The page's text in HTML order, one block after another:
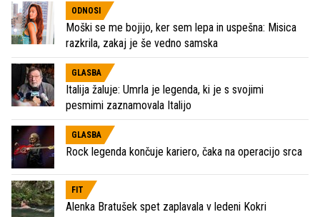
ODNOSI
Moški se me bojijo, ker sem lepa in uspešna: Misica
razkrila, zakaj je še vedno samska
GLASBA
Italija žaluje: Umrla je legenda, ki je s svojimi
pesmimi zaznamovala Italijo
GLASBA
Rock legenda končuje kariero, čaka na operacijo srca
FIT
Alenka Bratušek spet zaplavala v ledeni Kokri